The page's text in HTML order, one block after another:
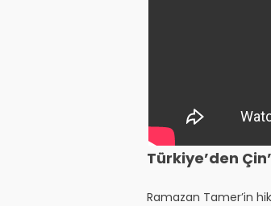
Türkiye’den
Ramazan Tamer’in